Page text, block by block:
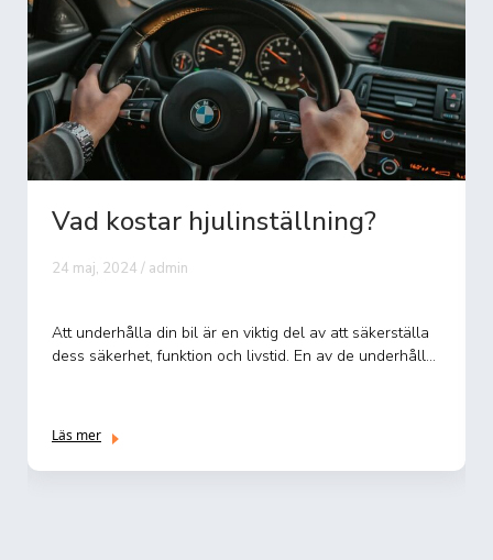
Vad kostar hjulinställning?
24 maj, 2024 / admin
Att underhålla din bil är en viktig del av att säkerställa
dess säkerhet, funktion och livstid. En av de underhåll...
Läs mer